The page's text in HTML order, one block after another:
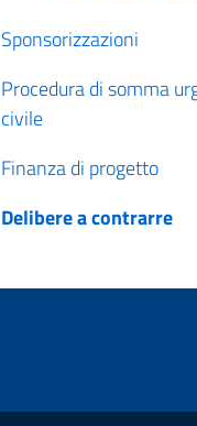
Sponsorizzazioni
Procedura di somma
civile
Finanza di progetto
Delibere a contrarre